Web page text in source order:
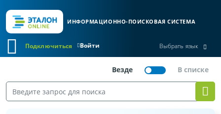
ИНФОРМАЦИОННО-ПОИСКОВАЯ СИСТЕМА
Войти
Подключиться Выбрать язык